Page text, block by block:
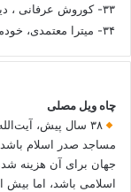
۳۳- کوروش عرفانی ، دیدگاه
۳۴- میترا معتمدی، خودمونی
چاه ویل مصلی
۳۸ سال پیش،
مساجد صدر اسلام
جهان برای آن هزینه
اسلامی باشد، اما بیش